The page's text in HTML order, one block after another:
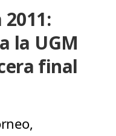
la UGM
final